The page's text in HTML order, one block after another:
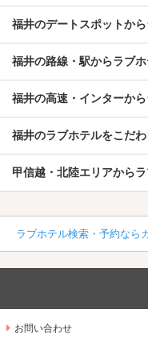
福井のデートスポットか
福井の路線・駅からラブ
福井の高速・インターか
福井のラブホテルをこだ
甲信越・北陸エリアから
ラブホテル検索・予約なら
お問い合わせ